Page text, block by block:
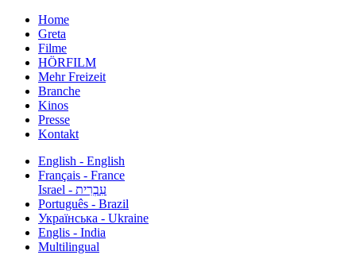
Home
Greta
Filme
HÖRFILM
Mehr Freizeit
Branche
Kinos
Presse
Kontakt
English - English
Français - France
עִבְרִית - Israel
Português - Brazil
Українська - Ukraine
Englis - India
Multilingual